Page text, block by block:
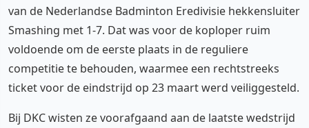
van de Nederlandse Badminton Eredivisie hekkensluiter
Smashing met 1-7. Dat was voor de koploper ruim
voldoende om de eerste plaats in de reguliere
competitie te behouden, waarmee een rechtstreeks
ticket voor de eindstrijd op 23 maart werd veiliggesteld.
Bij DKC wisten ze voorafgaand aan de laatste wedstrijd